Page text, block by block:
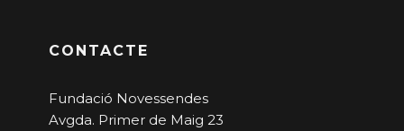
CONTACTE
Fundació Novessendes
Avgda. Primer de Maig 23